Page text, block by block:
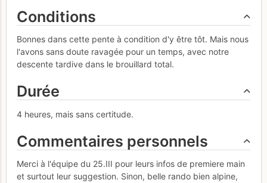
Conditions
Bonnes dans cette pente à condition d'y être tôt. Mais nous
l'avons sans doute ravagée pour un temps, avec notre
descente tardive dans le brouillard total.
Durée
4 heures, mais sans certitude.
Commentaires personnels
Merci à l'équipe du 25.III pour leurs infos de premiere main
et surtout leur suggestion. Sinon, belle rando bien alpine,